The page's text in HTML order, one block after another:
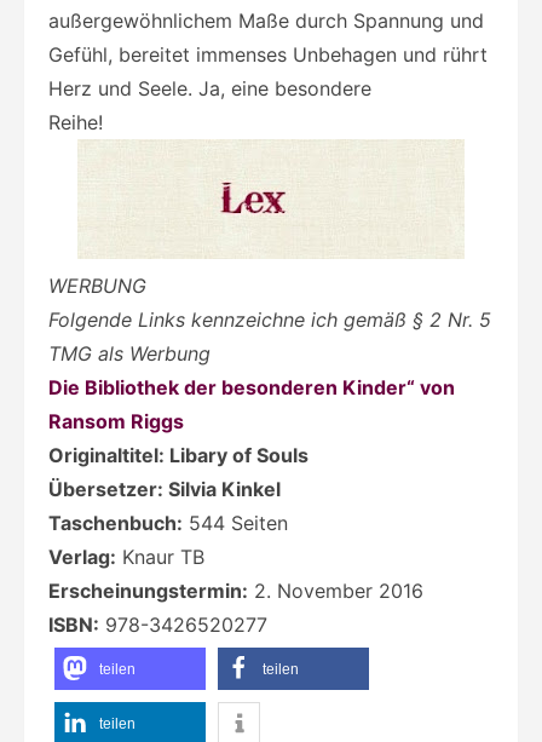
außergewöhnlichem Maße durch Spannung und
Gefühl, bereitet immenses Unbehagen und rührt
Herz und Seele. Ja, eine besondere
Reihe!
WERBUNG
Folgende Links kennzeichne ich gemäß § 2 Nr. 5
TMG als Werbung
Die Bibliothek der besonderen Kinder“ von
Ransom Riggs
Originaltitel: Libary of Souls
Übersetzer: Silvia Kinkel
Taschenbuch: 544 Seiten
Verlag: Knaur TB
Erscheinungstermin: 2. November 2016
ISBN: 978-3426520277
teilen teilen
teilen